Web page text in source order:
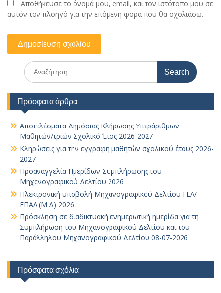
Αποθήκευσε το όνομά μου, email, και τον ιστότοπο μου σε
αυτόν τον πλοηγό για την επόμενη φορά που θα σχολιάσω.
Search
for:
Πρόσφατα άρθρα
Αποτελέσματα Δημόσιας Κλήρωσης Υπεράριθμων
Μαθητών/τριών Σχολικό Έτος 2026-2027
Κληρώσεις για την εγγραφή μαθητών σχολικού έτους 2026-
2027
Προαναγγελία Ημερίδων Συμπλήρωσης του
Μηχανογραφικού Δελτίου 2026
Ηλεκτρονική υποβολή Μηχανογραφικού Δελτίου ΓΕΛ/
ΕΠΑΛ (Μ.Δ) 2026
Πρόσκληση σε διαδικτυακή ενημερωτική ημερίδα για τη
Συμπλήρωση του Μηχανογραφικού Δελτίου και του
Παράλληλου Μηχανογραφικού Δελτίου 08-07-2026
Πρόσφατα σχόλια